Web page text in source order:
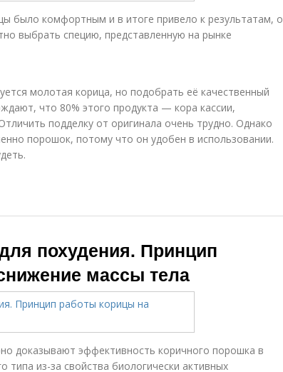
было комфортным и в итоге привело к результатам, о
выбрать специю, представленную на рынке
молотая корица, но подобрать её качественный
что 80% этого продукта — кора кассии,
подделку от оригинала очень трудно. Однако
порошок, потому что он удобен в использовании.
похудения. Принцип
массы тела
доказывают эффективность коричного порошка в
типа из-за свойства биологически активных